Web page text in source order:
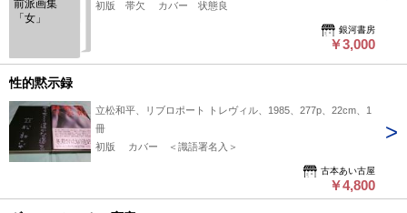
前派画集
「女」
初版 帯欠 カバー 状態良
銀河書房
￥3,000
性的黙示録
立松和平、リブロポート トレヴィル、1985、277p、22cm、1
冊
初版 カバー ＜識語署名入＞
古本あい古屋
￥4,800